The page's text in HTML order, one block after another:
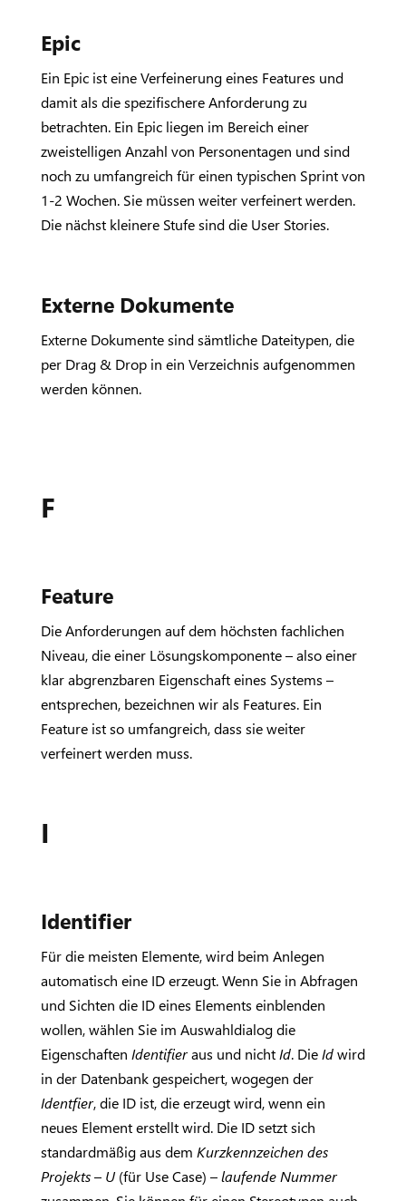
Epic
Ein Epic ist eine Verfeinerung eines Features und
damit als die spezifischere Anforderung zu
betrachten. Ein Epic liegen im Bereich einer
zweistelligen Anzahl von Personentagen und sind
noch zu umfangreich für einen typischen Sprint von
1-2 Wochen. Sie müssen weiter verfeinert werden.
Die nächst kleinere Stufe sind die User Stories.
Externe Dokumente
Externe Dokumente sind sämtliche Dateitypen, die
per Drag & Drop in ein Verzeichnis aufgenommen
werden können.
F
Feature
Die Anforderungen auf dem höchsten fachlichen
Niveau, die einer Lösungskomponente – also einer
klar abgrenzbaren Eigenschaft eines Systems –
entsprechen, bezeichnen wir als Features. Ein
Feature ist so umfangreich, dass sie weiter
verfeinert werden muss.
I
Identifier
Für die meisten Elemente, wird beim Anlegen
automatisch eine ID erzeugt. Wenn Sie in Abfragen
und Sichten die ID eines Elements einblenden
wollen, wählen Sie im Auswahldialog die
Eigenschaften Identifieraus und nichtId. DieIdwird
in der Datenbank gespeichert, wogegen der
Identfier, die ID ist, die erzeugt wird, wenn ein
neues Element erstellt wird. Die ID setzt sich
standardmäßig aus dem Kurzkennzeichen des
Projekts– U(für Use Case) –laufende Nummer